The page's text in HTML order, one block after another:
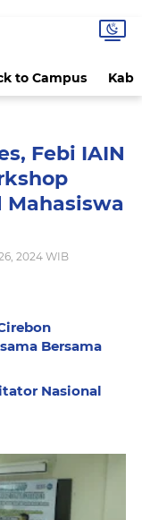
to Campus Kab
Febi IAIN
2024 WIB
Bersama
Nasional